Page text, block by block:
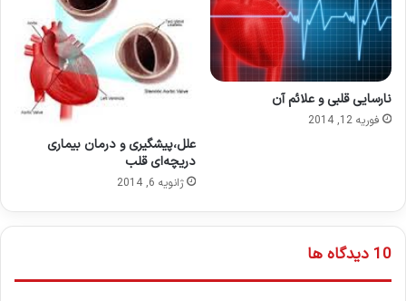
نارسایی قلبی و علائم آن
فوریه 12, 2014
علل،پیشگیری و درمان‌ بیماری‌
دریچه‌ای‌ قلب‌
ژانویه 6, 2014
‫10 دیدگاه ها